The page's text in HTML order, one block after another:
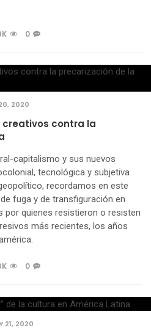
0
2020
contra la
capitalismo y sus nuevos
tecnológica y subjetiva
recordamos en este
fuga y de transfiguración en
por quienes resistieron o resisten
más recientes, los años
0
21, 2020